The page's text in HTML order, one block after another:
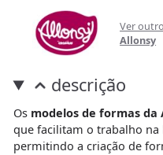
Ver
Allonsy
descrição
Os modelos de formas da
que facilitam o trabalho na
permitindo a criação de